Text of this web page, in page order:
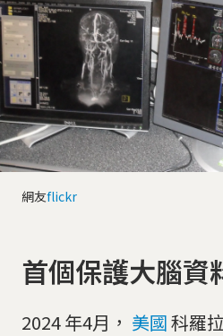
網友flickr
首個保護大腦資
2024 年4月， 美國科羅